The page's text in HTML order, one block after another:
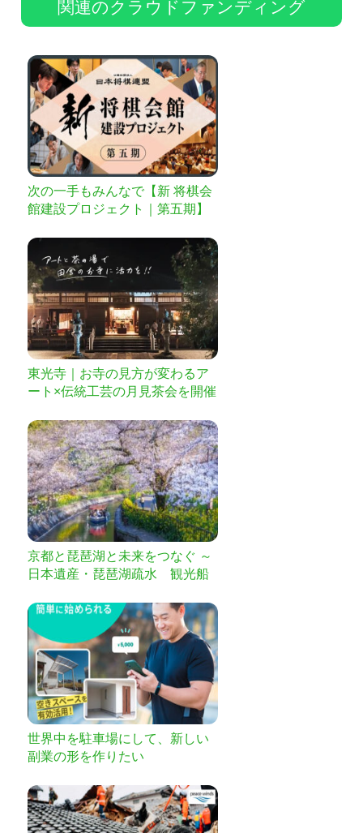
関連のクラウドファンディング
次の一手もみんなで【新 将棋会
館建設プロジェクト｜第五期】
東光寺｜お寺の見方が変わるア
ート×伝統工芸の月見茶会を開催
京都と琵琶湖と未来をつなぐ ～
日本遺産・琵琶湖疏水 観光船
世界中を駐車場にして、新しい
副業の形を作りたい